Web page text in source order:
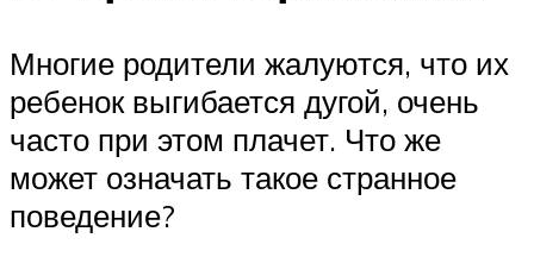
Многие родители жалуются, что их
ребенок выгибается дугой, очень
часто при этом плачет. Что же
может означать такое странное
поведение?